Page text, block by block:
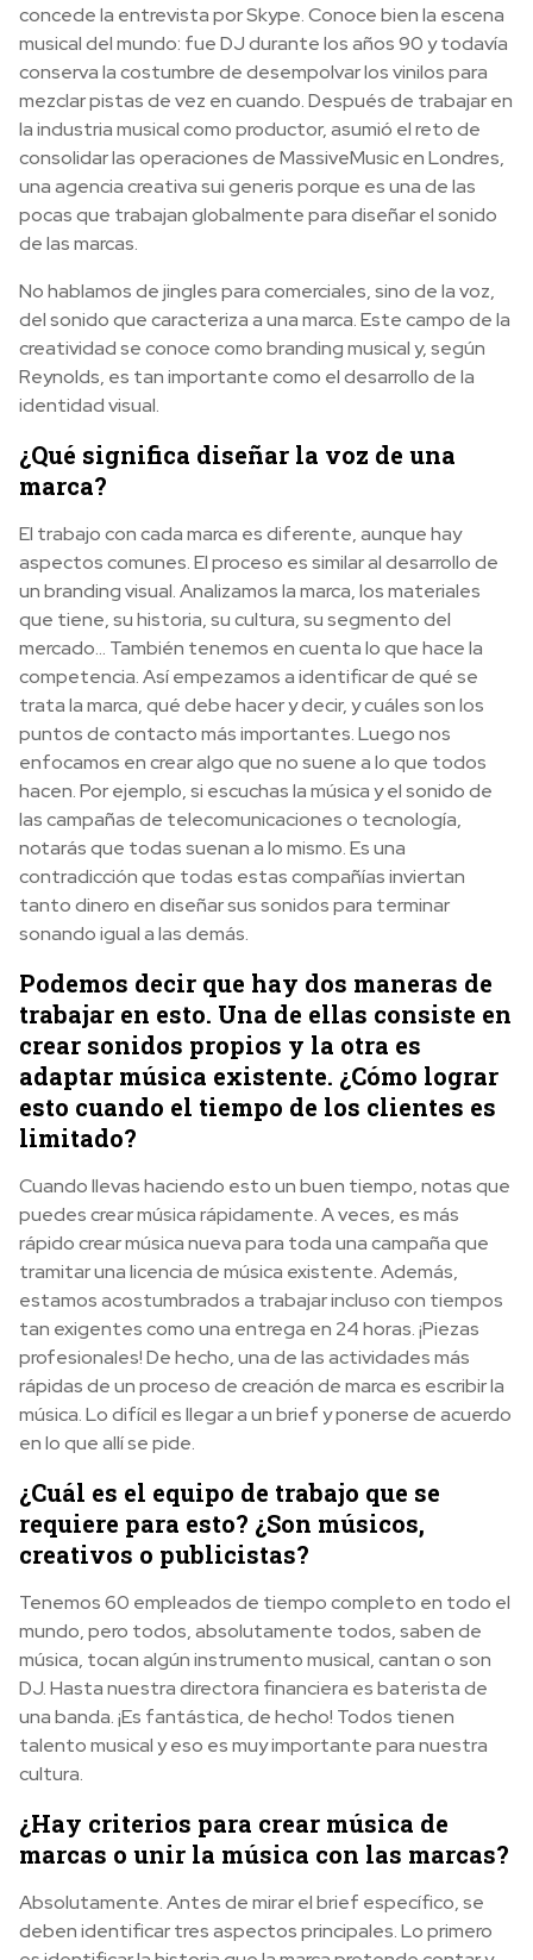
concede la entrevista por Skype. Conoce bien la escena
musical del mundo: fue DJ durante los años 90 y todavía
conserva la costumbre de desempolvar los vinilos para
mezclar pistas de vez en cuando. Después de trabajar en
la industria musical como productor, asumió el reto de
consolidar las operaciones de MassiveMusic en Londres,
una agencia creativa sui generis porque es una de las
pocas que trabajan globalmente para diseñar el sonido
de las marcas.
No hablamos de jingles para comerciales, sino de la voz,
del sonido que caracteriza a una marca. Este campo de la
creatividad se conoce como branding musical y, según
Reynolds, es tan importante como el desarrollo de la
identidad visual.
¿Qué significa diseñar la voz de una
marca?
El trabajo con cada marca es diferente, aunque hay
aspectos comunes. El proceso es similar al desarrollo de
un branding visual. Analizamos la marca, los materiales
que tiene, su historia, su cultura, su segmento del
mercado… También tenemos en cuenta lo que hace la
competencia. Así empezamos a identificar de qué se
trata la marca, qué debe hacer y decir, y cuáles son los
puntos de contacto más importantes. Luego nos
enfocamos en crear algo que no suene a lo que todos
hacen. Por ejemplo, si escuchas la música y el sonido de
las campañas de telecomunicaciones o tecnología,
notarás que todas suenan a lo mismo. Es una
contradicción que todas estas compañías inviertan
tanto dinero en diseñar sus sonidos para terminar
sonando igual a las demás.
Podemos decir que hay dos maneras de
trabajar en esto. Una de ellas consiste en
crear sonidos propios y la otra es
adaptar música existente. ¿Cómo lograr
esto cuando el tiempo de los clientes es
limitado?
Cuando llevas haciendo esto un buen tiempo, notas que
puedes crear música rápidamente. A veces, es más
rápido crear música nueva para toda una campaña que
tramitar una licencia de música existente. Además,
estamos acostumbrados a trabajar incluso con tiempos
tan exigentes como una entrega en 24 horas. ¡Piezas
profesionales! De hecho, una de las actividades más
rápidas de un proceso de creación de marca es escribir la
música. Lo difícil es llegar a un brief y ponerse de acuerdo
en lo que allí se pide.
¿Cuál es el equipo de trabajo que se
requiere para esto? ¿Son músicos,
creativos o publicistas?
Tenemos 60 empleados de tiempo completo en todo el
mundo, pero todos, absolutamente todos, saben de
música, tocan algún instrumento musical, cantan o son
DJ. Hasta nuestra directora financiera es baterista de
una banda. ¡Es fantástica, de hecho! Todos tienen
talento musical y eso es muy importante para nuestra
cultura.
¿Hay criterios para crear música de
marcas o unir la música con las marcas?
Absolutamente. Antes de mirar el brief específico, se
deben identificar tres aspectos principales. Lo primero